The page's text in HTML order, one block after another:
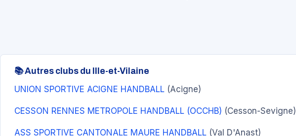
📚 Autres clubs du Ille-et-Vilaine
UNION SPORTIVE ACIGNE HANDBALL (Acigne)
CESSON RENNES METROPOLE HANDBALL (OCCHB) (Cesson-Sevigne)
ASS SPORTIVE CANTONALE MAURE HANDBALL (Val D'Anast)